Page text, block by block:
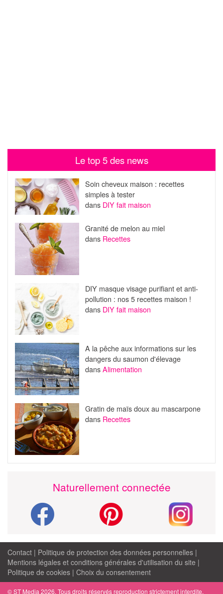
Le top 5 des news
Soin cheveux maison : recettes
simples à tester
dans DIY fait maison
Granité de melon au miel
dans Recettes
DIY masque visage purifiant et anti-
pollution : nos 5 recettes maison !
dans DIY fait maison
A la pêche aux informations sur les
dangers du saumon d'élevage
dansAlimentation
Gratin de maïs doux au mascarpone
dans Recettes
Naturellement connectée
Contact | Politique de protection des données personnelles |
Mentions légales et conditions générales d'utilisation du site |
Politique de cookies | Choix du consentement
© ST Media 2026. Tous droits réservés reproduction strictement interdite.